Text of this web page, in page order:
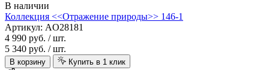
В наличии
Коллекция <<Отражение природы>> 146-1
Артикул: AO28181
4 990 руб. / шт.
5 340 руб. / шт.
В корзину Купить в 1 клик